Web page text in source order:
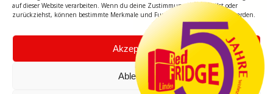
auf dieser Website verarbeiten. Wenn du deine Zustimmung nicht erteilst oder
zurückziehst, können bestimmte Merkmale und Funktionen beeinträchtigt werden.
Akzeptieren
Ablehnen
Initiative. Ich war an einem dunklen Januarabend
da,…
Franz Rainer Enste, ehemaliger